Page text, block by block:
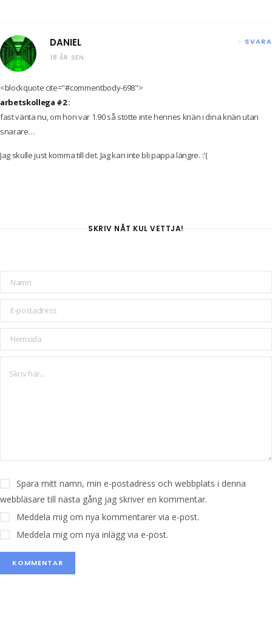
DANIEL
18 ÅR SEN
SVARA
<blockquote cite="#commentbody-698">
arbetskollega #2:
fast vänta nu, om hon var 1.90 så stötte inte hennes knän i dina knän utan
snarare…
Jag skulle just komma till det. Jag kan inte bli pappa längre. :'(
SKRIV NÅT KUL VETTJA!
Spara mitt namn, min e-postadress och webbplats i denna
webbläsare till nästa gång jag skriver en kommentar.
Meddela mig om nya kommentarer via e-post.
Meddela mig om nya inlägg via e-post.